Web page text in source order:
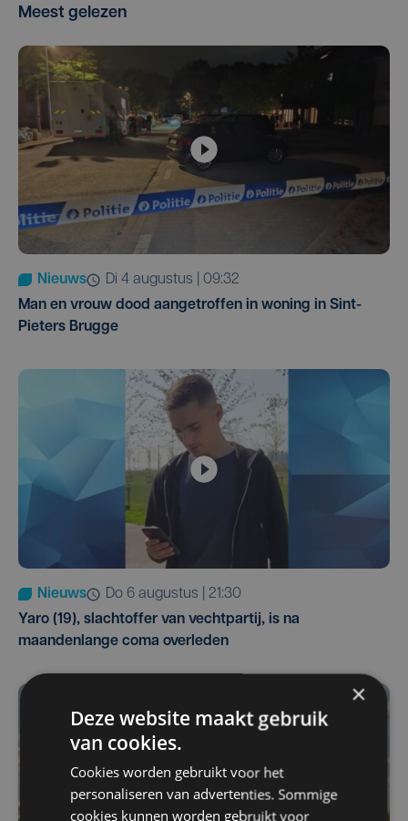
Meest gelezen
Nieuws
di 4 augustus | 09:32
Man en vrouw dood aangetroffen in woning in Sint-
Pieters Brugge
Nieuws
do 6 augustus | 21:30
Yaro (19), slachtoffer van vechtpartij, is na
maandenlange coma overleden
×
Deze website maakt gebruik
van cookies.
Cookies worden gebruikt voor het
personaliseren van advertenties. Sommige
cookies kunnen worden gebruikt voor